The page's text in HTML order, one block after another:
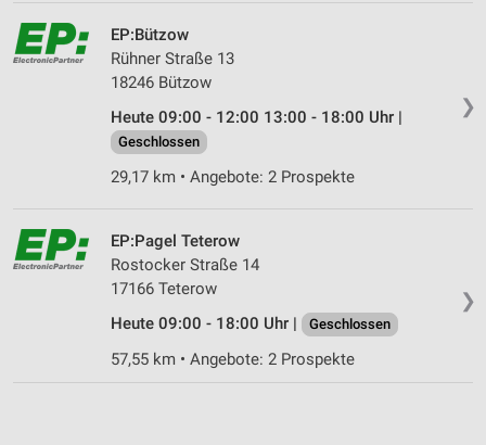
❯
EP:Bützow
Rühner Straße 13
18246 Bützow
Heute 09:00 - 12:00 13:00 - 18:00 Uhr |
Geschlossen
29,17 km • Angebote: 2 Prospekte
❯
EP:Pagel Teterow
Rostocker Straße 14
17166 Teterow
Heute 09:00 - 18:00 Uhr |
Geschlossen
57,55 km • Angebote: 2 Prospekte